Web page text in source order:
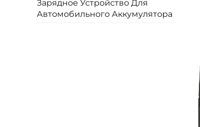
Зарядное Устройство Для
Автомобильного Аккумулятора